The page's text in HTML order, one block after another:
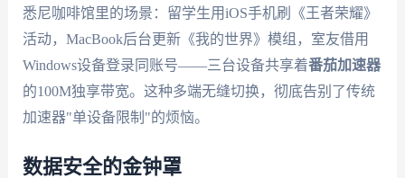
悉尼咖啡馆里的场景：留学生用iOS手机刷《王者荣耀》
活动，MacBook后台更新《我的世界》模组，室友借用
Windows设备登录同账号——三台设备共享着番茄加速器
的100M独享带宽。这种多端无缝切换，彻底告别了传统
加速器"单设备限制"的烦恼。
数据安全的金钟罩